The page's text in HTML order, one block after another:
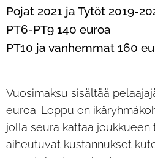
Pojat 2021 ja Tytöt 2019-
PT6-PT9 140 euroa
PT10 ja vanhemmat 160
Vuosimaksu sisältää
euroa. Loppu on
jolla seura kattaa joukkueen
aiheutuvat kustannukset